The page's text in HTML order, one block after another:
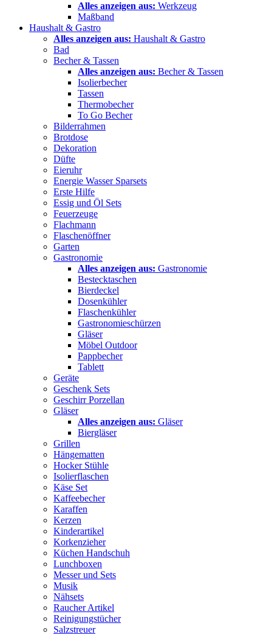
Alles anzeigen aus: Werkzeug
Maßband
Haushalt & Gastro
Alles anzeigen aus: Haushalt & Gastro
Bad
Becher & Tassen
Alles anzeigen aus: Becher & Tassen
Isolierbecher
Tassen
Thermobecher
To Go Becher
Bilderrahmen
Brotdose
Dekoration
Düfte
Eieruhr
Energie Wasser Sparsets
Erste Hilfe
Essig und Öl Sets
Feuerzeuge
Flachmann
Flaschenöffner
Garten
Gastronomie
Alles anzeigen aus: Gastronomie
Bestecktaschen
Bierdeckel
Dosenkühler
Flaschenkühler
Gastronomieschürzen
Gläser
Möbel Outdoor
Pappbecher
Tablett
Geräte
Geschenk Sets
Geschirr Porzellan
Gläser
Alles anzeigen aus: Gläser
Biergläser
Grillen
Hängematten
Hocker Stühle
Isolierflaschen
Käse Set
Kaffeebecher
Karaffen
Kerzen
Kinderartikel
Korkenzieher
Küchen Handschuh
Lunchboxen
Messer und Sets
Musik
Nähsets
Raucher Artikel
Reinigungstücher
Salzstreuer